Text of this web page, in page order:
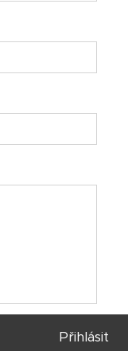
Přihlásit